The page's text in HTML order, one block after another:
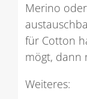
Merino
für Cotton
mögt, dann
Weiteres: